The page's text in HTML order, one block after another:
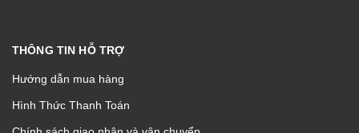
THÔNG TIN HỖ TRỢ
Hướng dẫn mua hàng
Hình Thức Thanh Toán